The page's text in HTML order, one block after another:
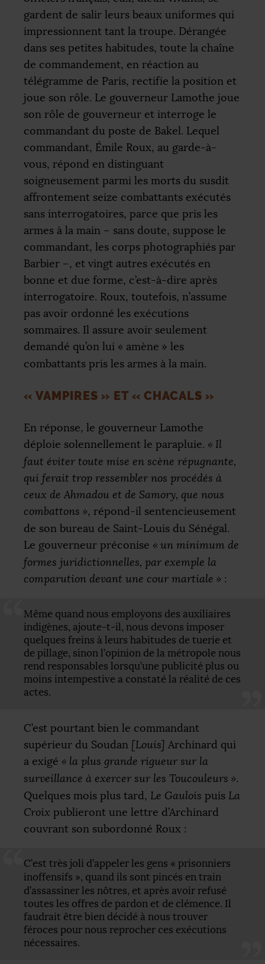
gardent de salir leurs beaux uniformes qui
impressionnent tant la troupe. Dérangée
dans ses petites habitudes, toute la chaîne
de commandement, en réaction au
télégramme de Paris, rectifie la position et
joue son rôle. Le gouverneur Lamothe joue
son rôle de gouverneur et interroge le
commandant du poste de Bakel. Lequel
commandant, Émile Roux, au garde-à-
vous, répond en distinguant
soigneusement parmi les morts du susdit
affrontement seize combattants exécutés
sans interrogatoires, parce que pris les
armes à la main – sans doute, suppose le
commandant, les corps photographiés par
Barbier –, et vingt autres exécutés en
bonne et due forme, c’est-à-dire après
interrogatoire. Roux, toutefois, n’assume
pas avoir ordonné les exécutions
sommaires. Il assure avoir seulement
demandé qu’on lui « amène » les
combattants pris les armes à la main.
« VAMPIRES » ET « CHACALS »
En réponse, le gouverneur Lamothe
déploie solennellement le parapluie. « Il
faut éviter toute mise en scène répugnante,
qui ferait trop ressembler nos procédés à
ceux de Ahmadou et de Samory, que nous
combattons », répond-il sentencieusement
de son bureau de Saint-Louis du Sénégal.
Le gouverneur préconise « un minimum de
formes juridictionnelles, par exemple la
comparution devant une cour martiale » :
Même quand nous employons des auxiliaires
indigènes, ajoute-t-il, nous devons imposer
quelques freins à leurs habitudes de tuerie et
de pillage, sinon l’opinion de la métropole nous
rend responsables lorsqu’une publicité plus ou
moins intempestive a constaté la réalité de ces
actes.
C’est pourtant bien le commandant
supérieur du Soudan [Louis] Archinard qui
a exigé « la plus grande rigueur sur la
surveillance à exercer sur les Toucouleurs ».
Quelques mois plus tard, Le Gaulois puis La
Croix publieront une lettre d’Archinard
couvrant son subordonné Roux :
C’est très joli d’appeler les gens « prisonniers
inoffensifs », quand ils sont pincés en train
d’assassiner les nôtres, et après avoir refusé
toutes les offres de pardon et de clémence. Il
faudrait être bien décidé à nous trouver
féroces pour nous reprocher ces exécutions
nécessaires.